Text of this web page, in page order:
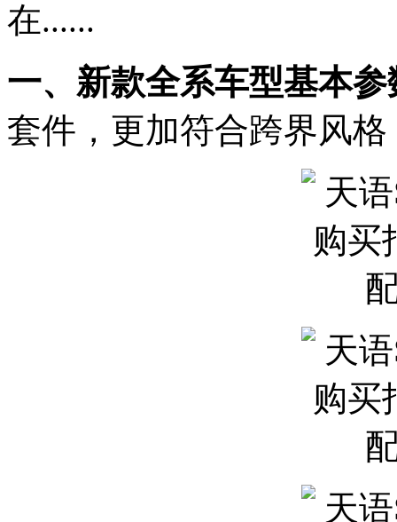
在......
一、新款全系车型基本参
套件，更加符合跨界风